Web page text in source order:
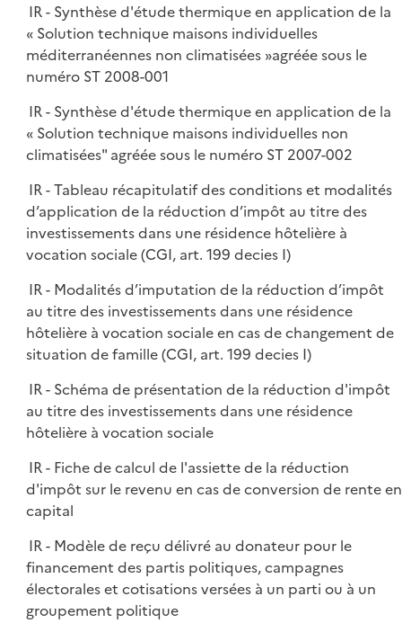
IR - Synthèse d'étude thermique en application de la
« Solution technique maisons individuelles
méditerranéennes non climatisées »agréée sous le
numéro ST 2008-001
IR - Synthèse d'étude thermique en application de la
« Solution technique maisons individuelles non
climatisées" agréée sous le numéro ST 2007-002
IR - Tableau récapitulatif des conditions et modalités
d’application de la réduction d’impôt au titre des
investissements dans une résidence hôtelière à
vocation sociale (CGI, art. 199 decies I)
IR - Modalités d’imputation de la réduction d’impôt
au titre des investissements dans une résidence
hôtelière à vocation sociale en cas de changement de
situation de famille (CGI, art. 199 decies I)
IR - Schéma de présentation de la réduction d'impôt
au titre des investissements dans une résidence
hôtelière à vocation sociale
IR - Fiche de calcul de l'assiette de la réduction
d'impôt sur le revenu en cas de conversion de rente en
capital
IR - Modèle de reçu délivré au donateur pour le
financement des partis politiques, campagnes
électorales et cotisations versées à un parti ou à un
groupement politique